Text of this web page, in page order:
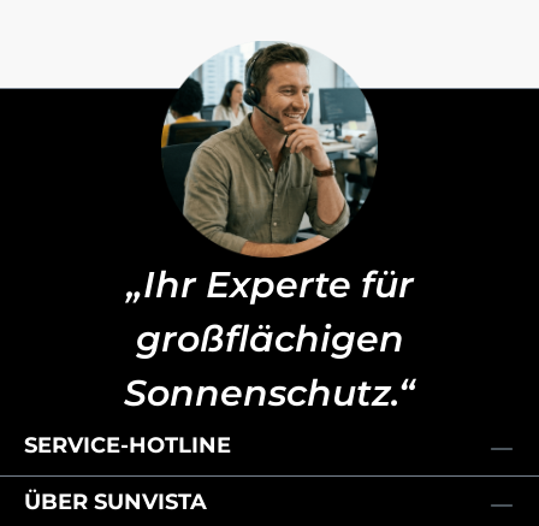
„Ihr Experte für
großflächigen
Sonnenschutz.“
SERVICE-HOTLINE
ÜBER SUNVISTA